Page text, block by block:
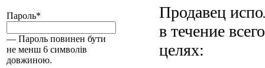
Пароль*
— Пароль повинен бути
не менш 6 символів
довжиною.
Продавец
в течение
целях: